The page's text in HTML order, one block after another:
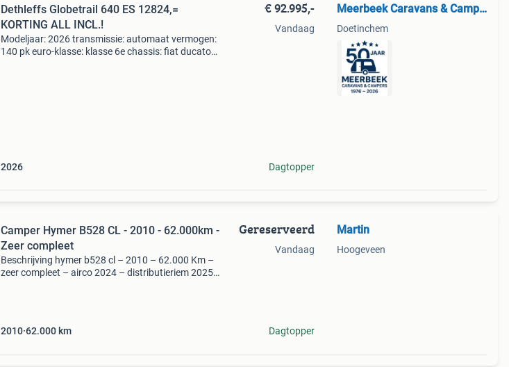
Dethleffs Globetrail 640 ES 12824,=
KORTING ALL INCL.!
Modeljaar: 2026 transmissie: automaat vermogen:
140 pk euro-klasse: klasse 6e chassis: fiat ducato
2026
€ 92.995,-
Vandaag
Dagtopper
Meerbeek Caravans & Campers
Doetinchem
Camper Hymer B528 CL - 2010 - 62.000km -
Zeer compleet
Beschrijving hymer b528 cl – 2010 – 62.000 Km –
zeer compleet – airco 2024 – distributieriem 2025 -
2010 62.000 km
Gereserveerd
Vandaag
Dagtopper
Martin
Hoogeveen